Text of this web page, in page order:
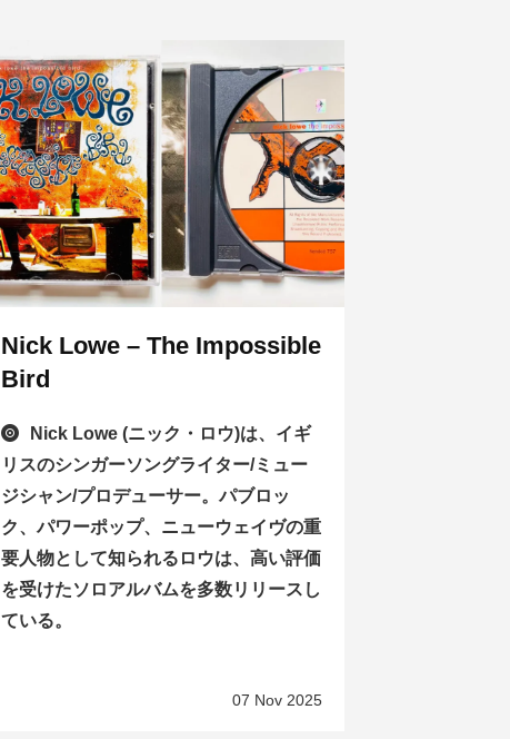
Nick Lowe – The Impossible
Bird
Nick Lowe (ニック・ロウ)は、イギ
リスのシンガーソングライター/ミュー
ジシャン/プロデューサー。パブロッ
ク、パワーポップ、ニューウェイヴの重
要人物として知られるロウは、高い評価
を受けたソロアルバムを多数リリースし
ている。
07 Nov 2025